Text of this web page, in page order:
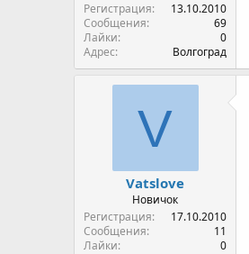
Регистрация
13.10.2010
Сообщения
69
Лайки
0
Адрес
Волгоград
V
Vatslove
Новичок
Регистрация
17.10.2010
Сообщения
11
Лайки
0